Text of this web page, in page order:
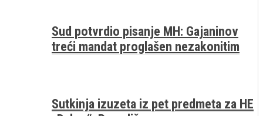
Sud potvrdio pisanje MH: Gajaninov
treći mandat proglašen nezakonitim
Sutkinja izuzeta iz pet predmeta za HE